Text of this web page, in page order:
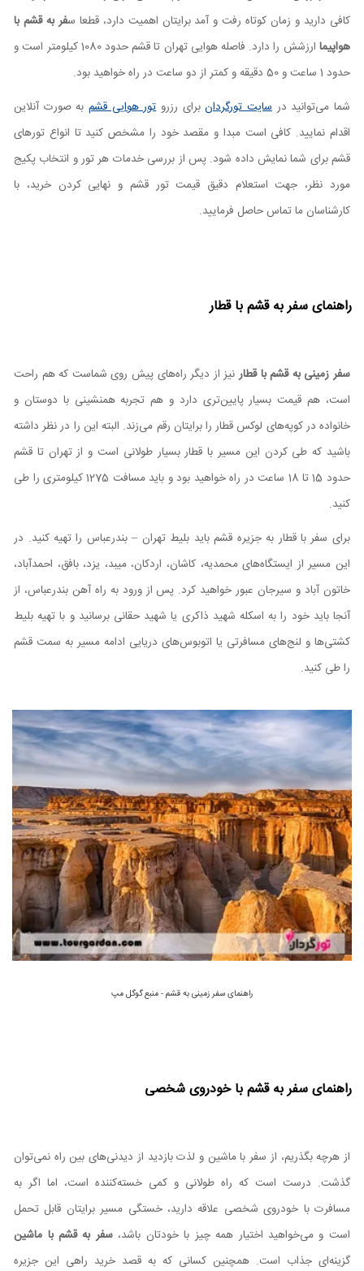
کافی دارید و زمان کوتاه رفت و آمد برایتان اهمیت دارد، قطعا سفر به قشم با
هواپیما
ارزشش را دارد. فاصله هوایی تهران تا قشم حدود 1080 کیلومتر است و
حدود 1 ساعت و 50 دقیقه و کمتر از دو ساعت در راه خواهید بود.
شما می‌توانید درسایت تورگردانبرای رزروتور هوایی قشمبه صورت آنلاین
اقدام نمایید. کافی است مبدا و مقصد خود را مشخص کنید تا انواع تورهای
قشم برای شما نمایش داده شود. پس از بررسی خدمات هر تور و انتخاب پکیج
مورد نظر، جهت استعلام دقیق قیمت تور قشم و نهایی کردن خرید، با
کارشناسان ما تماس حاصل فرمایید.
راهنمای سفر به قشم با قطار
سفر زمینی به قشم با قطارنیز از دیگر راه‌های پیش روی شماست که هم راحت
است، هم قیمت بسیار پایین‌تری دارد و هم تجربه همنشینی با دوستان و
خانواده در کوپه‌های لوکس قطار را برایتان رقم می‌زند. البته این را در نظر داشته
باشید که طی کردن این مسیر با قطار بسیار طولانی است و از تهران تا قشم
حدود 15 تا 18 ساعت در راه خواهید بود و باید مسافت 1275 کیلومتری را طی
کنید.
برای سفر با قطار به جزیره قشم باید بلیط تهران – بندرعباس را تهیه کنید. در
این مسیر از ایستگاه‌های محمدیه، کاشان، اردکان، میبد، یزد، بافق، احمدآباد،
خاتون آباد و سیرجان عبور خواهید کرد. پس از ورود به راه آهن بندرعباس، از
آنجا باید خود را به اسکله شهید ذاکری یا شهید حقانی برسانید و با تهیه بلیط
کشتی‌ها و لنج‌های مسافرتی یا اتوبو‌س‌های دریایی ادامه مسیر به سمت قشم
را طی کنید.
راهنمای سفر زمینی به قشم - منبع گوگل مپ
راهنمای سفر به قشم با خودروی شخصی
از هرچه بگذریم، از سفر با ماشین و لذت بازدید از دیدنی‌های بین راه نمی‌توان
گذشت. درست است که راه طولانی و کمی خسته‌کننده است، اما اگر به
مسافرت با خودروی شخصی علاقه دارید، خستگی مسیر برایتان قابل تحمل
است و می‌خواهید اختیار همه چیز با خودتان باشد،سفر به قشم با ماشین
گزینه‌ای جذاب است. همچنین کسانی که به قصد خرید راهی این جزیره